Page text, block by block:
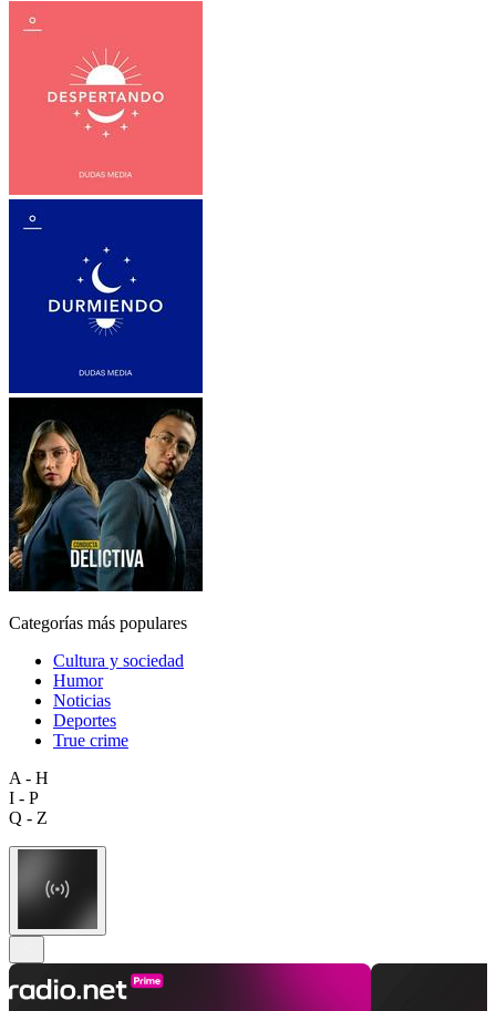
Categorías más populares
Cultura y sociedad
Humor
Noticias
Deportes
True crime
A - H
I - P
Q - Z